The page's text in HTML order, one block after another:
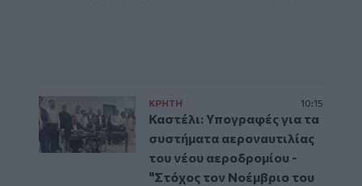
ΚΡΗΤΗ 10:15
Καστέλι: Υπογραφές για τα
συστήματα αεροναυτιλίας
του νέου αεροδρομίου -
"Στόχος τον Νοέμβριο του